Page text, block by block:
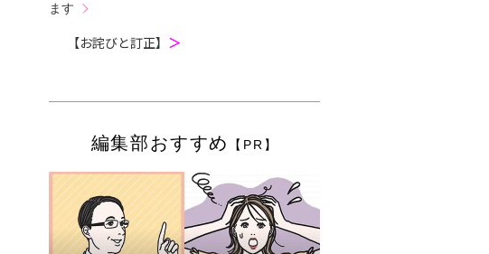
ます
【お詫びと訂正】 ＞
編集部おすすめ 【PR】